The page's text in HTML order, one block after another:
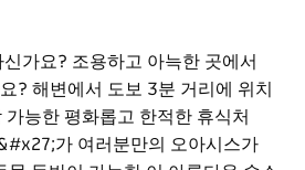
가요? 조용하고 아늑한 곳에서
? 해변에서 도보 3분 거리에 위치
능한 평화롭고 한적한 휴식처
가 여러분만의 오아시스가